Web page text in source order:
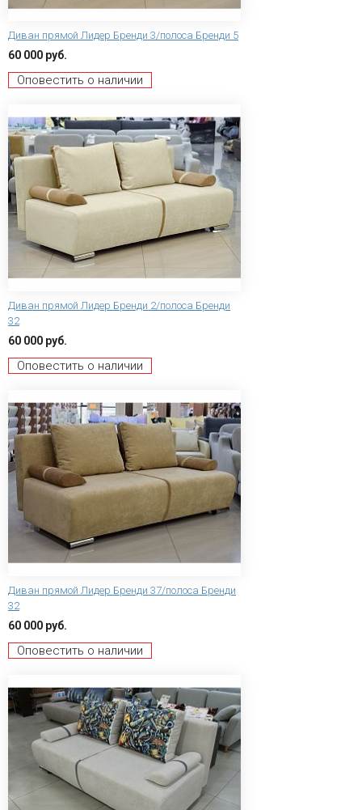
Диван прямой Лидер Бренди 3/полоса Бренди 5
60 000 руб.
Оповестить о наличии
Диван прямой Лидер Бренди 2/полоса Бренди
32
60 000 руб.
Оповестить о наличии
Диван прямой Лидер Бренди 37/полоса Бренди
32
60 000 руб.
Оповестить о наличии